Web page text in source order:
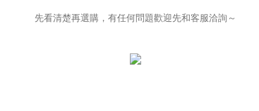
先看清楚再選購，有任何問題歡迎先和客服洽詢～